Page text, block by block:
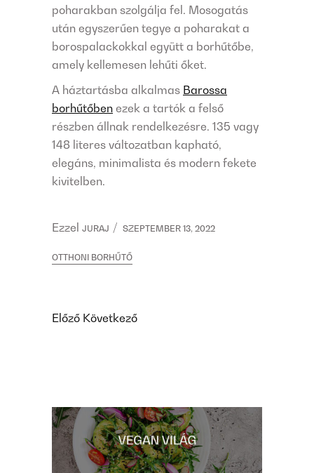
poharakban szolgálja fel. Mosogatás
után egyszerűen tegye a poharakat a
borospalackokkal együtt a borhűtőbe,
amely kellemesen lehűti őket.
A háztartásba alkalmas Barossa
borhűtőben ezek a tartók a felső
részben állnak rendelkezésre. 135 vagy
148 literes változatban kapható,
elegáns, minimalista és modern fekete
kivitelben.
Ezzel JURAJ SZEPTEMBER 13, 2022
OTTHONI BORHŰTŐ
Előző Következő